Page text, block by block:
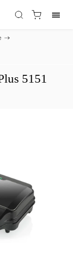
/
5151